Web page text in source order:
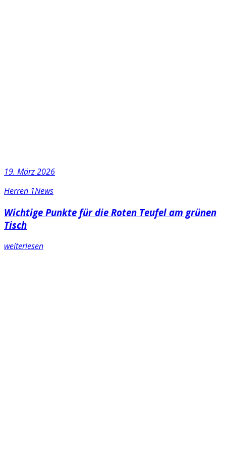
19. März 2026
Herren 1News
Wichtige Punkte für die Roten Teufel am grünen
Tisch
weiterlesen